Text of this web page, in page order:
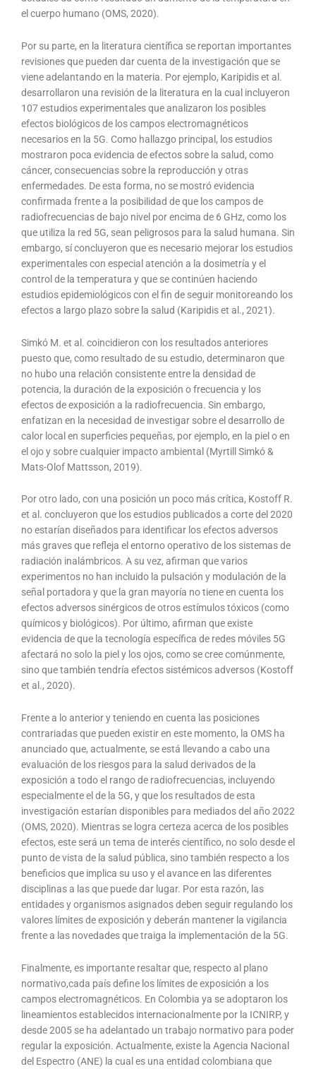
el cuerpo humano (OMS, 2020).
Por su parte, en la literatura científica se reportan importantes
revisiones que pueden dar cuenta de la investigación que se
viene adelantando en la materia. Por ejemplo, Karipidis et al.
desarrollaron una revisión de la literatura en la cual incluyeron
107 estudios experimentales que analizaron los posibles
efectos biológicos de los campos electromagnéticos
necesarios en la 5G. Como hallazgo principal, los estudios
mostraron poca evidencia de efectos sobre la salud, como
cáncer, consecuencias sobre la reproducción y otras
enfermedades. De esta forma, no se mostró evidencia
confirmada frente a la posibilidad de que los campos de
radiofrecuencias de bajo nivel por encima de 6 GHz, como los
que utiliza la red 5G, sean peligrosos para la salud humana. Sin
embargo, sí concluyeron que es necesario mejorar los estudios
experimentales con especial atención a la dosimetría y el
control de la temperatura y que se continúen haciendo
estudios epidemiológicos con el fin de seguir monitoreando los
efectos a largo plazo sobre la salud (Karipidis et al., 2021).
Simkó M. et al. coincidieron con los resultados anteriores
puesto que, como resultado de su estudio, determinaron que
no hubo una relación consistente entre la densidad de
potencia, la duración de la exposición o frecuencia y los
efectos de exposición a la radiofrecuencia. Sin embargo,
enfatizan en la necesidad de investigar sobre el desarrollo de
calor local en superficies pequeñas, por ejemplo, en la piel o en
el ojo y sobre cualquier impacto ambiental (Myrtill Simkó &
Mats-Olof Mattsson, 2019).
Por otro lado, con una posición un poco más crítica, Kostoff R.
et al. concluyeron que los estudios publicados a corte del 2020
no estarían diseñados para identificar los efectos adversos
más graves que refleja el entorno operativo de los sistemas de
radiación inalámbricos. A su vez, afirman que varios
experimentos no han incluido la pulsación y modulación de la
señal portadora y que la gran mayoría no tiene en cuenta los
efectos adversos sinérgicos de otros estímulos tóxicos (como
químicos y biológicos). Por último, afirman que existe
evidencia de que la tecnología específica de redes móviles 5G
afectará no solo la piel y los ojos, como se cree comúnmente,
sino que también tendría efectos sistémicos adversos (Kostoff
et al., 2020).
Frente a lo anterior y teniendo en cuenta las posiciones
contrariadas que pueden existir en este momento, la OMS ha
anunciado que, actualmente, se está llevando a cabo una
evaluación de los riesgos para la salud derivados de la
exposición a todo el rango de radiofrecuencias, incluyendo
especialmente el de la 5G, y que los resultados de esta
investigación estarían disponibles para mediados del año 2022
(OMS, 2020). Mientras se logra certeza acerca de los posibles
efectos, este será un tema de interés científico, no solo desde el
punto de vista de la salud pública, sino también respecto a los
beneficios que implica su uso y el avance en las diferentes
disciplinas a las que puede dar lugar. Por esta razón, las
entidades y organismos asignados deben seguir regulando los
valores límites de exposición y deberán mantener la vigilancia
frente a las novedades que traiga la implementación de la 5G.
Finalmente, es importante resaltar que, respecto al plano
normativo,cada país define los límites de exposición a los
campos electromagnéticos. En Colombia ya se adoptaron los
lineamientos establecidos internacionalmente por la ICNIRP, y
desde 2005 se ha adelantado un trabajo normativo para poder
regular la exposición. Actualmente, existe la Agencia Nacional
del Espectro (ANE) la cual es una entidad colombiana que